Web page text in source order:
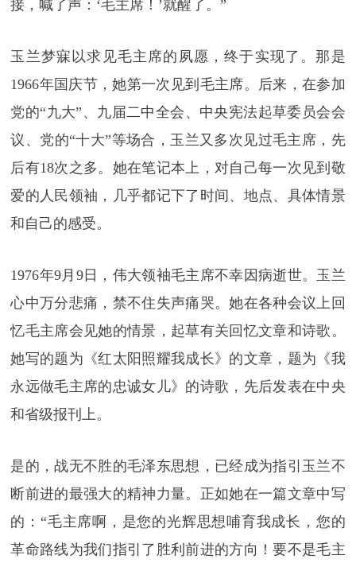
接，喊了声：‘毛主席！’就醒了。”
玉兰梦寐以求见毛主席的夙愿，终于实现了。那是
1966年国庆节，她第一次见到毛主席。后来，在参加
党的“九大”、九届二中全会、中央宪法起草委员会会
议、党的“十大”等场合，玉兰又多次见过毛主席，先
后有18次之多。她在笔记本上，对自己每一次见到敬
爱的人民领袖，几乎都记下了时间、地点、具体情景
和自己的感受。
1976年9月9日，伟大领袖毛主席不幸因病逝世。玉兰
心中万分悲痛，禁不住失声痛哭。她在各种会议上回
忆毛主席会见她的情景，起草有关回忆文章和诗歌。
她写的题为《红太阳照耀我成长》的文章，题为《我
永远做毛主席的忠诚女儿》的诗歌，先后发表在中央
和省级报刊上。
是的，战无不胜的毛泽东思想，已经成为指引玉兰不
断前进的最强大的精神力量。正如她在一篇文章中写
的：“毛主席啊，是您的光辉思想哺育我成长，您的
革命路线为我们指引了胜利前进的方向！要不是毛主